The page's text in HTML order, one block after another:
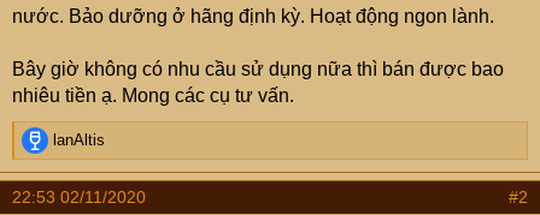
e
nước. Bảo dưỡng ở hãng định kỳ. Hoạt động ngon lành.
Bây giờ không có nhu cầu sử dụng nữa thì bán được bao
nhiêu tiền ạ. Mong các cụ tư vấn.
R
e
a
c
lanAltis
22:53 02/11/2020 #2